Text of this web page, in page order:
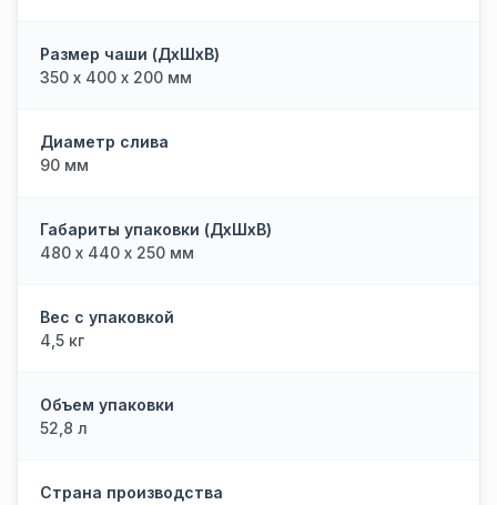
Размер чаши (ДхШхВ)
350 х 400 х 200 мм
Диаметр слива
90 мм
Габариты упаковки (ДхШхВ)
480 х 440 х 250 мм
Вес с упаковкой
4,5 кг
Объем упаковки
52,8 л
Страна производства